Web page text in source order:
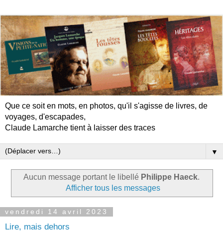
Que ce soit en mots, en photos, qu'il s'agisse de livres, de
voyages, d'escapades,
Claude Lamarche tient à laisser des traces
▼
Aucun message portant le libellé Philippe Haeck.
Afficher tous les messages
vendredi 14 avril 2023
Lire, mais dehors